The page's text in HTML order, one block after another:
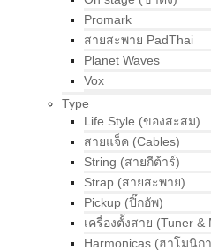
Promark
สายสะพาย PadThai
Planet Waves
Vox
Type
Life Style (ของสะสม)
สายแจ็ค (Cables)
String (สายกีต้าร์)
Strap (สายสะพาย)
Pickup (ปิ๊กอัพ)
เครื่องตั้งสาย (Tuner &
Harmonicas (ฮาโมนิก